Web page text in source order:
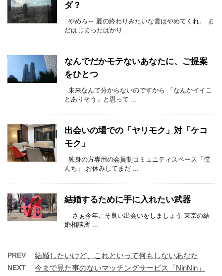
ダ？
やめろ～ 夏の終わりみたいな雲はやめてくれ。 ま
だはじまったばかり ...
なんでだかモテないあなたに、ご提案
をひとつ
未来なんて分からないのですから 「なんかイイこ
とありそう」と思って ...
出会いの場での「ヤリモク」対「ケコ
モク」
独身の方専用の会員制コミュニティスペース「僕
んち」 お休みしてまだ ...
結婚するために手に入れたい武器
さぁ今年こそ良い出会いをしましょう 東京の結
婚相談所 ...
PREV 結婚したいけど、これといって何もしないあなた
NEXT 今まで見た事のないマッチングサービス「NinNin」